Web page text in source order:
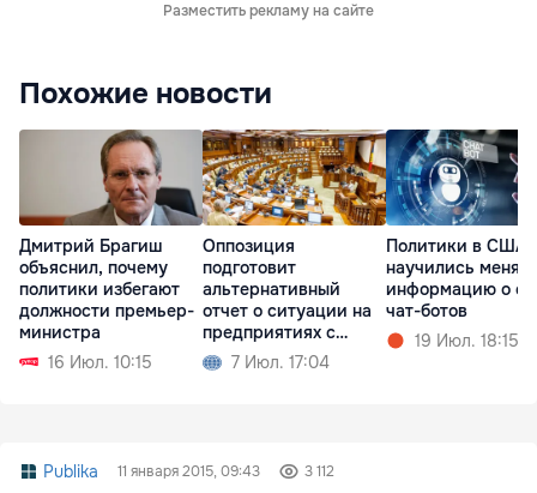
Разместить рекламу на сайте
Похожие новости
Дмитрий Брагиш
объяснил, почему
политики избегают
должности премьер-
министра
16 Июл. 10:15
Оппозиция
подготовит
альтернативный
отчет о ситуации на
предприятиях с
госкапиталом
7 Июл. 17:04
Политики в США
научились менять
информацию о
чат-ботов
19 Июл. 18:15
Publika 11 января 2015, 09:43 3 112